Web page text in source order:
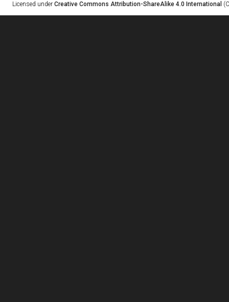
Licensed under Creative Commons Attribution-ShareAlike 4.0 International